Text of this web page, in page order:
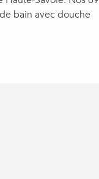
bain avec douche